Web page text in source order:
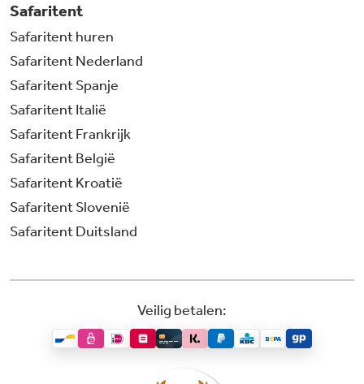
Safaritent
Safaritent huren
Safaritent Nederland
Safaritent Spanje
Safaritent Italië
Safaritent Frankrijk
Safaritent België
Safaritent Kroatië
Safaritent Slovenië
Safaritent Duitsland
Veilig betalen: